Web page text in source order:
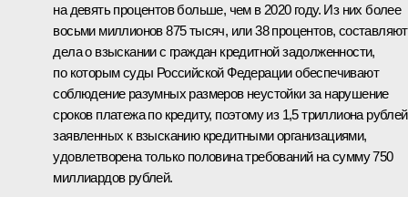
на девять процентов больше, чем в 2020 году. Из них более
восьми миллионов 875 тысяч, или 38 процентов, составляют
дела о взыскании с граждан кредитной задолженности,
по которым суды Российской Федерации обеспечивают
соблюдение разумных размеров неустойки за нарушение
сроков платежа по кредиту, поэтому из 1,5 триллиона
заявленных к взысканию кредитными организациями,
удовлетворена только половина требований на сумму 750
миллиардов рублей.